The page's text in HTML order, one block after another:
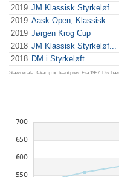
2019 JM Klassisk Styrkeløf...
2019 Aask Open, Klassisk
2019 Jørgen Krog Cup
2018 JM Klassisk Styrkeløf...
2018 DM i Styrkeløft
Stævnedata: 3-kamp og bænkpres: Fra 1997. Div.